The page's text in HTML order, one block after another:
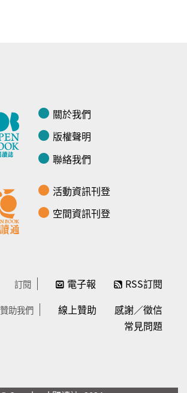
關於我們
版權聲明
聯絡我們
活動資訊刊登
空間資訊刊登
訂閱 電子報 RSS訂閱
贊助我們 線上贊助
感謝／徵信
常見問題